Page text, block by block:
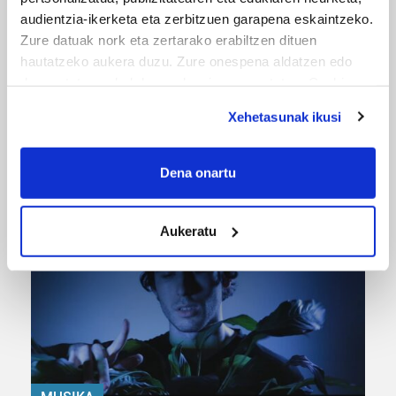
audientzia-ikerketa eta zerbitzuen garapena eskaintzeko.
Zure datuak nork eta zertarako erabiltzen dituen
hautatzeko aukera duzu. Zure onespena aldatzen edo
If you allow, we would also like to:
Collect information about your geographical
meters
Identify your device by actively scanning it for
specific characteristics (fingerprinting)
Find out more about how your personal data is processed
and set your preferences in the details section.
Guk eta gure bazkideek zure datu pertsonalak
prozesatzen ditugu, zure IP zenbakia, besteak beste,
teknologia erabiliz, cookieak adibidez, iragarki eta eduki
Xehetasunak ikusi
Dena onartu
Aukeratu